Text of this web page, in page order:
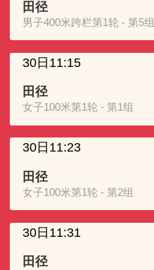
田径
男子400米跨栏第1轮 - 第5组
30日11:15
田径
女子100米第1轮 - 第1组
30日11:23
田径
女子100米第1轮 - 第2组
30日11:31
田径